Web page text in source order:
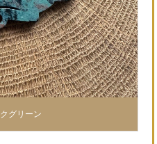
グリーン